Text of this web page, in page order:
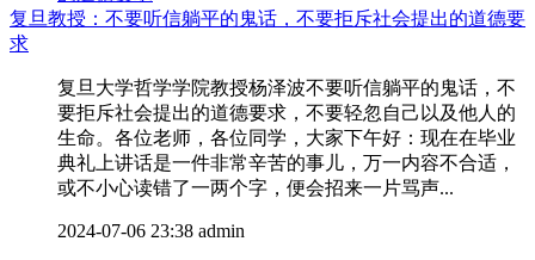
复旦教授：不要听信躺平的鬼话，不要拒斥社会提出的道德要
求
复旦大学哲学学院教授杨泽波不要听信躺平的鬼话，不
要拒斥社会提出的道德要求，不要轻忽自己以及他人的
生命。各位老师，各位同学，大家下午好：现在在毕业
典礼上讲话是一件非常辛苦的事儿，万一内容不合适，
或不小心读错了一两个字，便会招来一片骂声...
2024-07-06 23:38 admin